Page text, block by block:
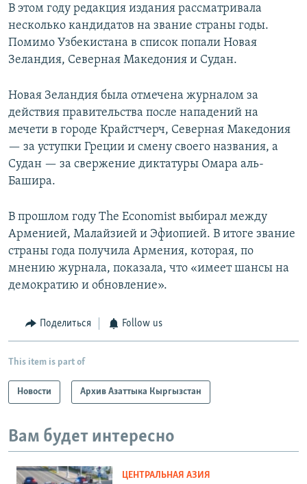
В этом году редакция издания рассматривала
несколько кандидатов на звание страны годы.
Помимо Узбекистана в список попали Новая
Зеландия, Северная Македония и Судан.
Новая Зеландия была отмечена журналом за
действия правительства после нападений на
мечети в городе Крайстчерч, Северная Македония
— за уступки Греции и смену своего названия, а
Судан — за свержение диктатуры Омара аль-
Башира.
В прошлом году The Economist выбирал между
Арменией, Малайзией и Эфиопией. В итоге звание
страны года получила Армения, которая, по
мнению журнала, показала, что «имеет шансы на
демократию и обновление».
Поделиться Follow us
This item is part of
Новости Архив Азаттыка Кыргызстан
Вам будет интересно
ЦЕНТРАЛЬНАЯ АЗИЯ